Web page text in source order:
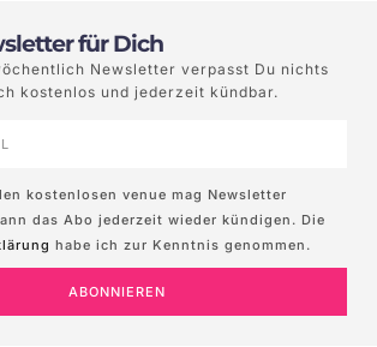
für Dich
Newsletter verpasst Du nichts
kostenlos und jederzeit kündbar.
kostenlosen venue mag Newsletter
das Abo jederzeit wieder kündigen. Die
habe ich zur Kenntnis genommen.
ABONNIEREN